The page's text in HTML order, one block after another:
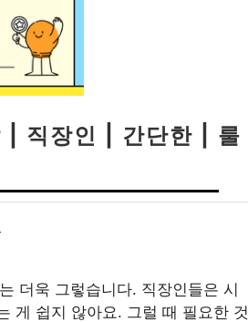
| 직장인 | 간단한 | 룰
더욱 그렇습니다. 직장인들은 시
게 쉽지 않아요. 그럴 때 필요한 것